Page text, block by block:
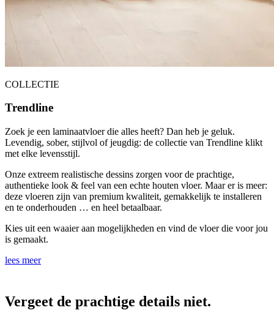
COLLECTIE
Trendline
Zoek je een laminaatvloer die alles heeft? Dan heb je geluk.
Levendig, sober, stijlvol of jeugdig: de collectie van Trendline klikt
met elke levensstijl.
Onze extreem realistische dessins zorgen voor de prachtige,
authentieke look & feel van een echte houten vloer. Maar er is meer:
deze vloeren zijn van premium kwaliteit, gemakkelijk te installeren
en te onderhouden … en heel betaalbaar.
Kies uit een waaier aan mogelijkheden en vind de vloer die voor jou
is gemaakt.
lees meer
Vergeet de prachtige details niet.